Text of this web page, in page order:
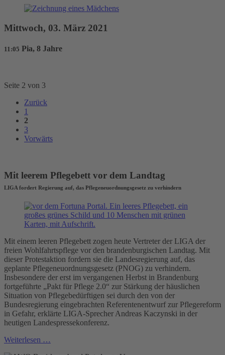
Mittwoch, 03. März 2021
11:05 Pia, 8 Jahre
Seite 2 von 3
Zurück
1
2
3
Vorwärts
Mit leerem Pflegebett vor dem Landtag
LIGA fordert Regierung auf, das Pflegeneuordnungsgesetz zu verhindern
Mit einem leeren Pflegebett zogen heute Vertreter der LIGA der
freien Wohlfahrtspflege vor den brandenburgischen Landtag. Mit
dieser Protestaktion fordern sie die Landesregierung auf, das
geplante Pflegeneuordnungsgesetz (PNOG) zu verhindern.
Insbesondere der erst im vergangenen Herbst in Brandenburg
fortgeführte „Pakt für Pflege 2.0“ zur Stärkung der häuslichen
Situation von Pflegebedürftigen sei durch den von der
Bundesregierung eingebrachten Referentenentwurf zur Pflegereform
in Gefahr, erklärte LIGA-Sprecher Andreas Kaczynski in der
heutigen Landespressekonferenz.
Weiterlesen …